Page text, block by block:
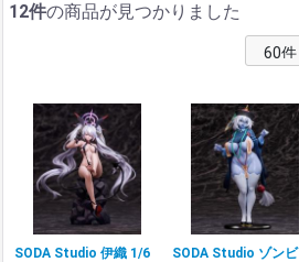
12件の商品が見つかりました
SODA Studio 伊織 1/6
SODA Studio ゾンビ